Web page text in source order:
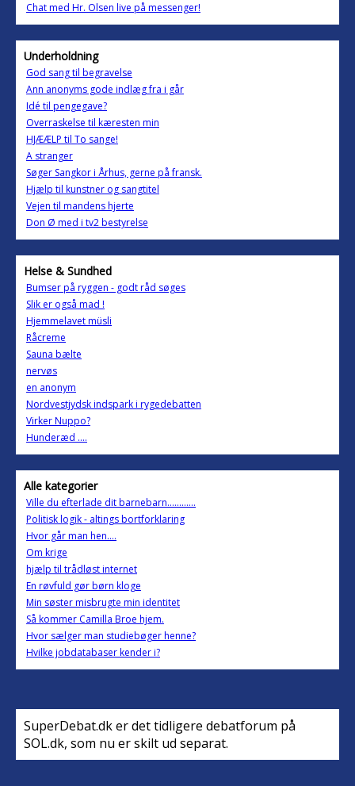
Chat med Hr. Olsen live på messenger!
Underholdning
God sang til begravelse
Ann anonyms gode indlæg fra i går
Idé til pengegave?
Overraskelse til kæresten min
HJÆÆLP til To sange!
A stranger
Søger Sangkor i Århus, gerne på fransk.
Hjælp til kunstner og sangtitel
Vejen til mandens hjerte
Don Ø med i tv2 bestyrelse
Helse & Sundhed
Bumser på ryggen - godt råd søges
Slik er også mad !
Hjemmelavet müsli
Råcreme
Sauna bælte
nervøs
en anonym
Nordvestjydsk indspark i rygedebatten
Virker Nuppo?
Hunderæd ....
Alle kategorier
Ville du efterlade dit barnebarn............
Politisk logik - altings bortforklaring
Hvor går man hen....
Om krige
hjælp til trådløst internet
En røvfuld gør børn kloge
Min søster misbrugte min identitet
Så kommer Camilla Broe hjem.
Hvor sælger man studiebøger henne?
Hvilke jobdatabaser kender i?
SuperDebat.dk er det tidligere debatforum på
SOL.dk, som nu er skilt ud separat.